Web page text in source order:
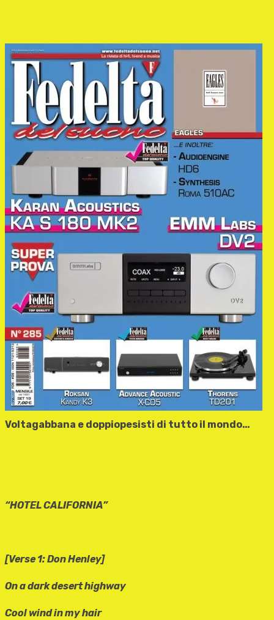
Voltagabbana e doppiopesisti di tutto il mondo…
“HOTEL CALIFORNIA”
[Verse 1: Don Henley]
On a dark desert highway
Cool wind in my hair